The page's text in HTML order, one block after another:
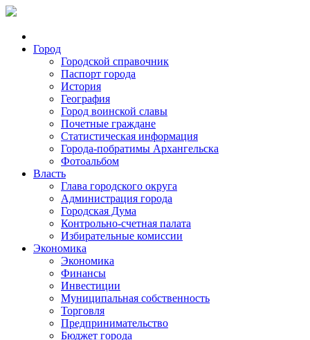
Город
Городской справочник
Паспорт города
История
География
Город воинской славы
Почетные граждане
Статистическая информация
Города-побратимы Архангельска
Фотоальбом
Власть
Глава городского округа
Администрация города
Городская Дума
Контрольно-счетная палата
Избирательные комиссии
Экономика
Экономика
Финансы
Инвестиции
Муниципальная собственность
Торговля
Предпринимательство
Бюджет города